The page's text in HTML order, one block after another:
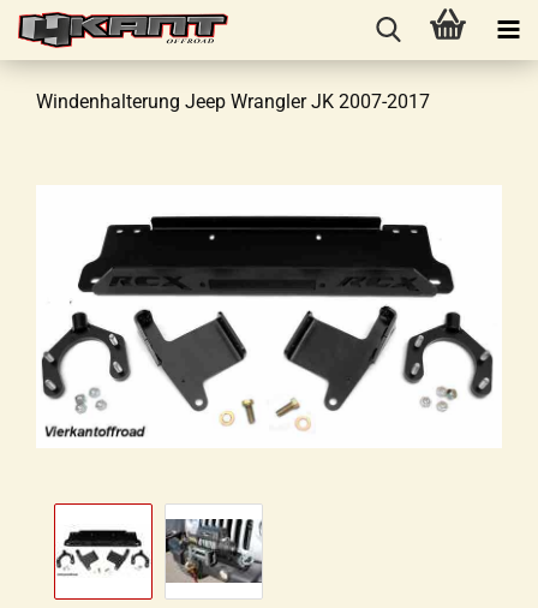
Windenhalterung Jeep Wrangler JK 2007-2017